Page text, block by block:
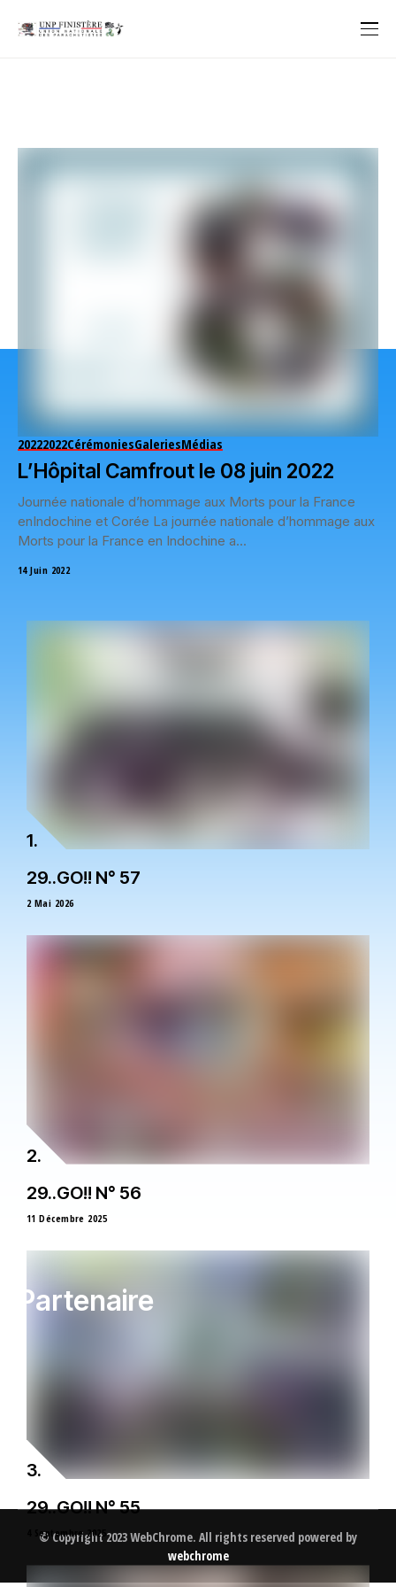
20222022CérémoniesGaleriesMédias
L’Hôpital Camfrout le 08 juin 2022
Journée nationale d’hommage aux Morts pour la France
enIndochine et Corée La journée nationale d’hommage aux
Morts pour la France en Indochine a...
14 Juin 2022
29..GO!! N° 57
2 Mai 2026
29..GO!! N° 56
11 Décembre 2025
29..GO!! N° 55
4 Septembre 2025
Partenaire
© Copyright 2023 WebChrome. All rights reserved powered by
webchrome